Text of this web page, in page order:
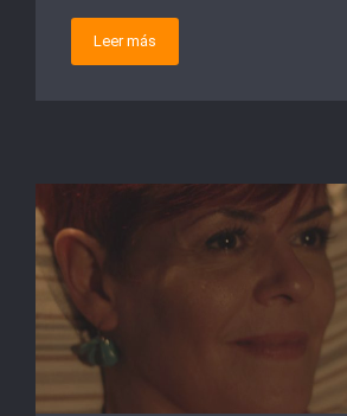
Leer más